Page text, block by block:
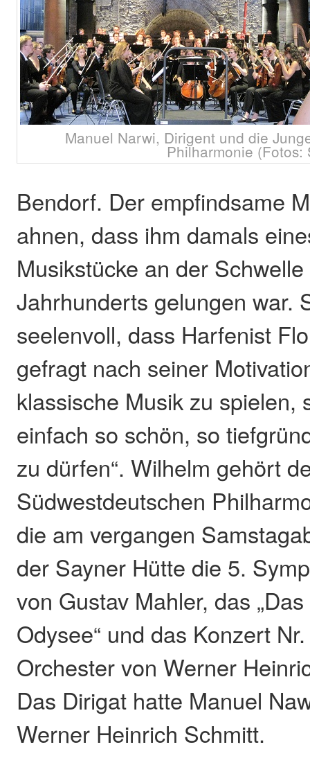
Manuel Narwi, Dirigent und die
Philharmonie (Fotos:
Bendorf. Der empfindsame
ahnen, dass ihm damals
Musikstücke an der
Jahrhunderts gelungen war.
seelenvoll, dass Harfenist
gefragt nach seiner
klassische Musik zu spielen,
einfach so schön, so
zu dürfen“. Wilhelm gehört
Südwestdeutschen
die am vergangen
der Sayner Hütte die 5.
von Gustav Mahler, das
Odysee“ und das Konzert
Orchester von Werner
Das Dirigat hatte Manuel
Werner Heinrich Schmitt.